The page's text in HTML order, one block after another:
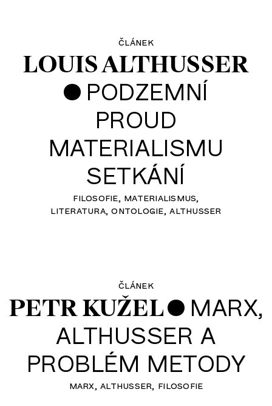
článek
LOUIS ALTHUSSER
• PODZEMNÍ
PROUD
MATERIALISMU
SETKÁNÍ
filosofie materialismus
literatura ontologie althusser
článek
PETR KUŽEL• MARX,
ALTHUSSER A
PROBLÉM METODY
marx althusser filosofie